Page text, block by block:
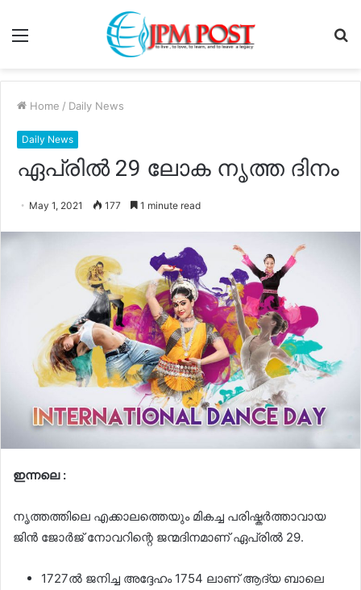
Menu
Home / Daily News
Daily News
ഏപ്രിൽ 29 ലോക നൃത്ത ദിനം
May 1, 2021 177 1 minute read
ഇന്നലെ :
നൃത്തത്തിലെ എക്കാലത്തെയും മികച്ച പരിഷ്കര്‍ത്താവായ
ജിന്‍ ജോര്‍ജ് നോവറിന്റെ ജന്മദിനമാണ് ഏപ്രില്‍ 29.
1727ല്‍ ജനിച്ച അദ്ദേഹം 1754 ലാണ് ആദ്യ ബാലെ